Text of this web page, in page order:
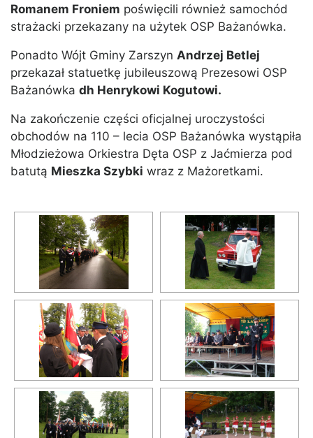
Romanem Froniem poświęcili również samochód
strażacki przekazany na użytek OSP Bażanówka.
Ponadto Wójt Gminy Zarszyn Andrzej Betlej
przekazał statuetkę jubileuszową Prezesowi OSP
Bażanówka dh Henrykowi Kogutowi.
Na zakończenie części oficjalnej uroczystości
obchodów na 110 – lecia OSP Bażanówka wystąpiła
Młodzieżowa Orkiestra Dęta OSP z Jaćmierza pod
batutą Mieszka Szybki wraz z Mażoretkami.